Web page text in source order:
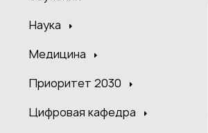
Наука
Медицина
Приоритет 2030
Цифровая кафедра